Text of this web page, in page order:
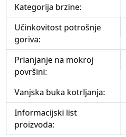
Kategorija brzine:
Učinkovitost potrošnje
goriva:
Prianjanje na mokroj
površini:
Vanjska buka kotrljanja:
Informacijski list
proizvoda: